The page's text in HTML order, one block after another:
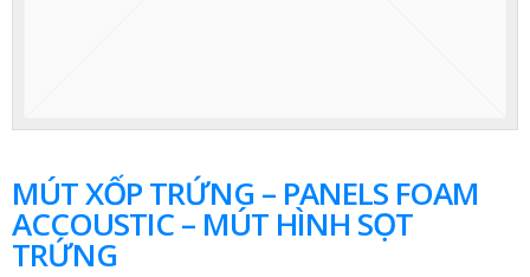
MÚT XỐP TRỨNG – PANELS FOAM
ACCOUSTIC – MÚT HÌNH SỌT
TRỨNG